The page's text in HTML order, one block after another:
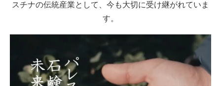
スチナの伝統産業として、今も大切に受け継がれていま
す。